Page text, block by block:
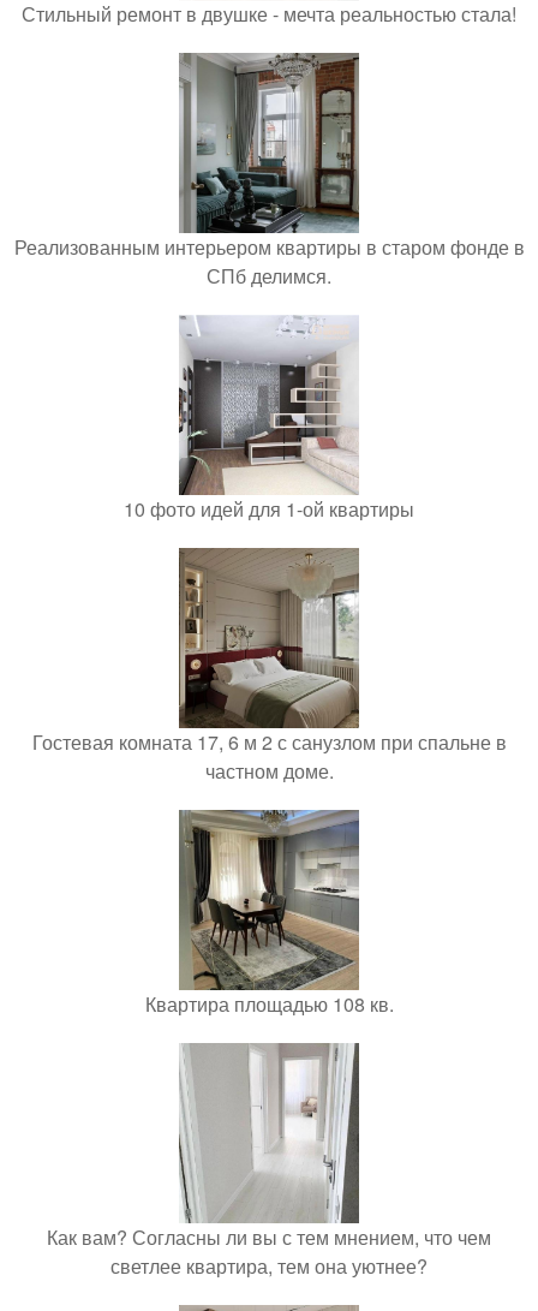
Стильный ремонт в двушке - мечта реальностью стала!
Реализованным интерьером квартиры в старом фонде в
СПб делимся.
10 фото идей для 1-ой квартиры
Гостевая комната 17, 6 м 2 с санузлом при спальне в
частном доме.
Квартира площадью 108 кв.
Как вам? Согласны ли вы с тем мнением, что чем
светлее квартира, тем она уютнее?